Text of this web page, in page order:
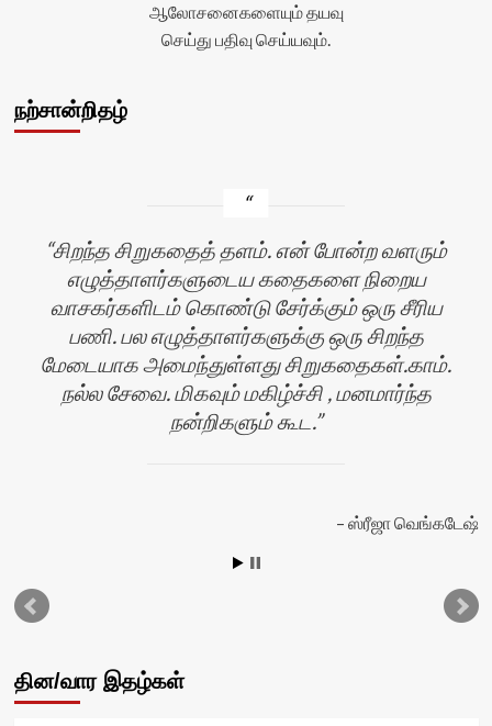
ஆலோசனைகளையும் தயவு
செய்து பதிவு செய்யவும்.
நற்சான்றிதழ்
சிறந்த சிறுகதைத் தளம். என் போன்ற வளரும்
எழுத்தாளர்களுடைய கதைகளை நிறைய
வாசகர்களிடம் கொண்டு சேர்க்கும் ஒரு சீரிய
பணி. பல எழுத்தாளர்களுக்கு ஒரு சிறந்த
மேடையாக அமைந்துள்ளது சிறுகதைகள்.காம்.
நல்ல சேவை. மிகவும் மகிழ்ச்சி , மனமார்ந்த
நன்றிகளும் கூட.
ஸ்ரீஜா வெங்கடேஷ்
தின/வார இதழ்கள்